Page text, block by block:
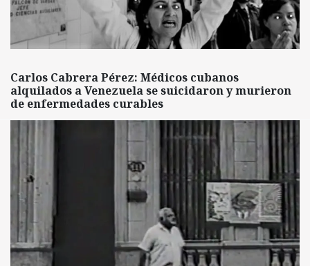
Carlos Cabrera Pérez: Médicos cubanos
alquilados a Venezuela se suicidaron y murieron
de enfermedades curables